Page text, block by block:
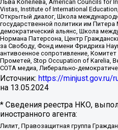
Льва Копелева, American Councils for
Vistas, Institute of International
Открытый диалог, Школа
государственной политики им Питера
демократический альянс, Школа
Нормана Патерсона, Центр
за Свободу, Фонд имени Фридриха
антивоенное сопротивление,
Прометей, Stop Occupation of Karelia,
СОТА медиа, Либерально-
Источник: https://
на 13.05.2024
* Сведения реестра НКО,
иностранного агента:
Лилит, Правозащитная группа